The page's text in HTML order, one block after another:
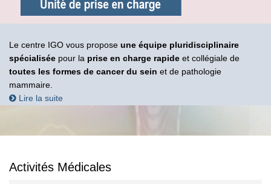
Le centre IGO vous propose une équipe pluridisciplinaire
spécialisée pour la prise en charge rapide et collégiale de
toutes les formes de cancer du sein et de pathologie
mammaire.
Lire la suite
Activités Médicales